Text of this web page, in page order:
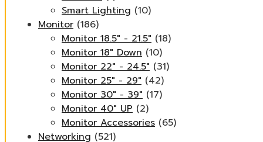
Smart Lighting (10)
Monitor (186)
Monitor 18.5" - 21.5" (18)
Monitor 18" Down (10)
Monitor 22" - 24.5" (31)
Monitor 25" - 29" (42)
Monitor 30" - 39" (17)
Monitor 40" UP (2)
Monitor Accessories (65)
Networking (521)